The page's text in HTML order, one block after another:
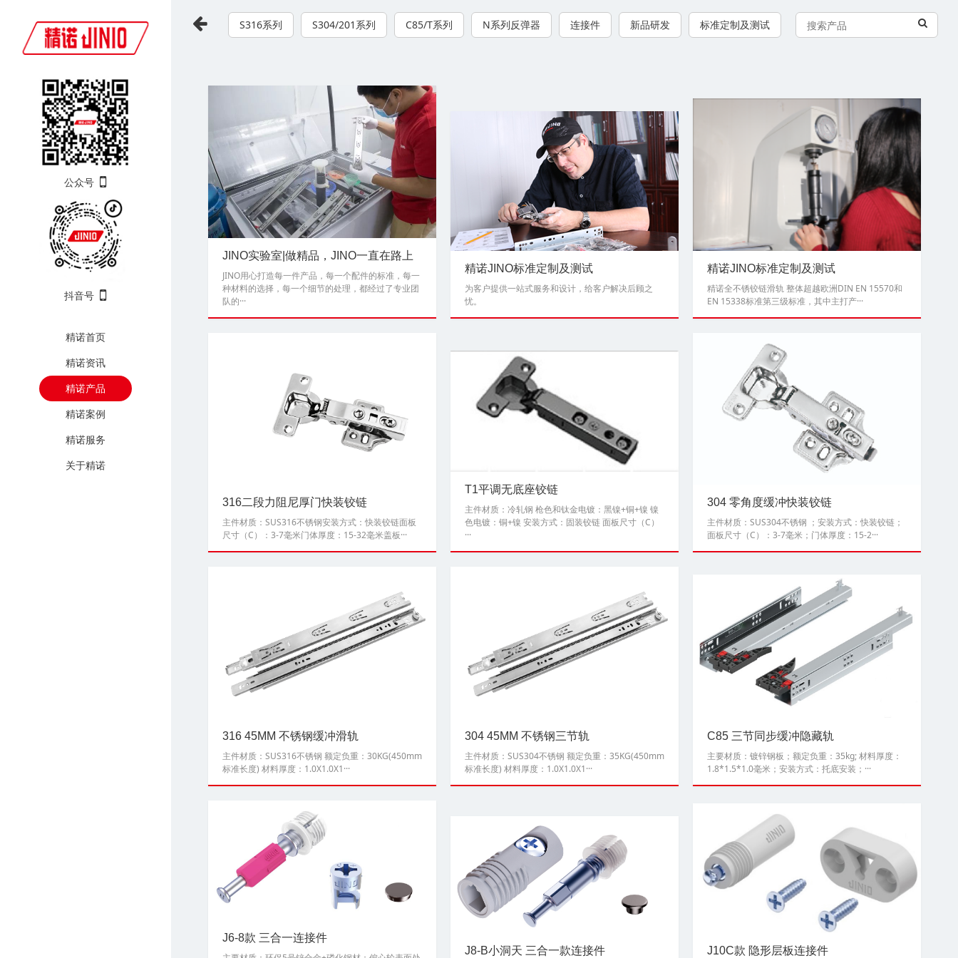
公众号
抖音号
精诺首页
精诺资讯
精诺产品
精诺案例
精诺服务
关于精诺
S316系列 S304/201系列 C85/T系列 N系列反弹器 连接件 新品研发 标准定制及测试
JINO实验室|做精品，JINO一直在路上
JINO用心打造每一件产品，每一个配件的标准，每一
种材料的选择，每一个细节的处理，都经过了专业团
队的···
精诺JINO标准定制及测试
为客户提供一站式服务和设计，给客户解决后顾之
忧。
精诺JINO标准定制及测试
精诺全不锈铰链滑轨 整体超越欧洲DIN EN 15570和
EN 15338标准第三级标准，其中主打产···
316二段力阻尼厚门快装铰链
主件材质：SUS316不锈钢安装方式：快装铰链面板
尺寸（C）：3-7毫米门体厚度：15-32毫米盖板···
T1平调无底座铰链
主件材质：冷轧钢 枪色和钛金电镀：黑镍+铜+镍 镍
色电镀：铜+镍 安装方式：固装铰链 面板尺寸（C）
···
304 零角度缓冲快装铰链
主件材质：SUS304不锈钢 ；安装方式：快装铰链；
面板尺寸（C）：3-7毫米；门体厚度：15-2···
316 45MM 不锈钢缓冲滑轨
主件材质：SUS316不锈钢 额定负重：30KG(450mm
标准长度) 材料厚度：1.0X1.0X1···
304 45MM 不锈钢三节轨
主件材质：SUS304不锈钢 额定负重：35KG(450mm
标准长度) 材料厚度：1.0X1.0X1···
C85 三节同步缓冲隐藏轨
主要材质：镀锌钢板；额定负重：35kg; 材料厚度：
1.8*1.5*1.0毫米；安装方式：托底安装；···
J6-8款 三合一连接件
J8-B小洞天 三合一款连接件 J10C款 隐形层板连接件